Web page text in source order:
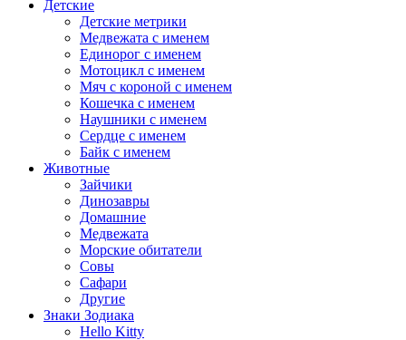
Детские
Детские метрики
Медвежата с именем
Единорог с именем
Мотоцикл с именем
Мяч с короной с именем
Кошечка с именем
Наушники с именем
Сердце с именем
Байк с именем
Животные
Зайчики
Динозавры
Домашние
Медвежата
Морские обитатели
Совы
Сафари
Другие
Знаки Зодиака
Hello Kitty